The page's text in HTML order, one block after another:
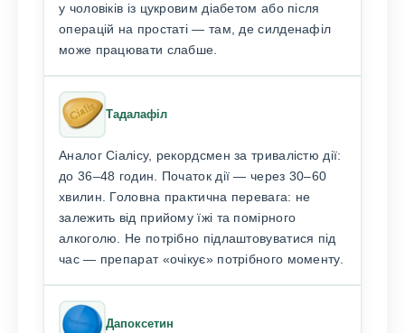
у чоловіків із цукровим діабетом або після
операцій на простаті — там, де силденафіл
може працювати слабше.
Тадалафіл
Аналог Сіалісу, рекордсмен за тривалістю дії:
до 36–48 годин. Початок дії — через 30–60
хвилин. Головна практична перевага: не
залежить від прийому їжі та помірного
алкоголю. Не потрібно підлаштовуватися під
час — препарат «очікує» потрібного моменту.
Дапоксетин